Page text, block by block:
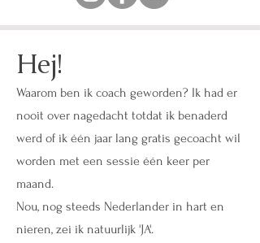
Hej!
Waarom ben ik coach geworden? Ik had er
nooit over nagedacht totdat ik benaderd
werd of ik één jaar lang gratis gecoacht wil
worden met een sessie één keer per
maand.
Nou, nog steeds Nederlander in hart en
nieren, zei ik natuurlijk 'JA'.